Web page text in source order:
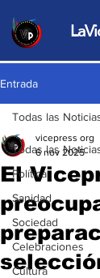
Entrada
Todas las
Política
Sanidad
Sociedad
Celebraciones
Cultura
Todas las
El
vicepress org
6 nov 2025